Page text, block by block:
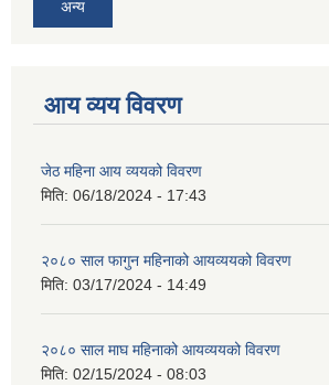
अन्य
आय व्यय विवरण
जेठ महिना आय व्ययको विवरण
मिति: 06/18/2024 - 17:43
२०८० साल फागुन महिनाको आयव्ययको विवरण
मिति: 03/17/2024 - 14:49
२०८० साल माघ महिनाको आयव्ययको विवरण
मिति: 02/15/2024 - 08:03